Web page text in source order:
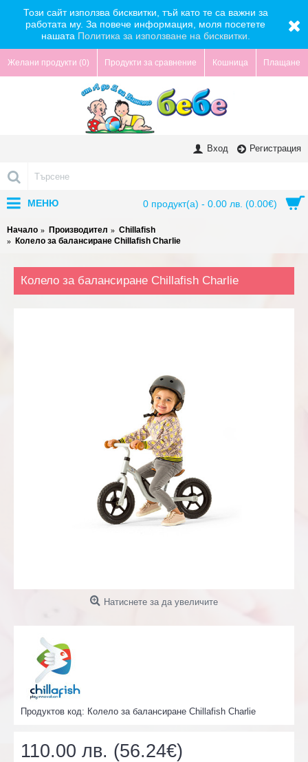
Този сайт използва бисквитки, тъй като те са важни за
работата му. За повече информация, моля посетете
нашата Политика за използване на бисквитки.
Желани продукти (0) Продукти за сравнение Кошница Плащане
0 продукт(а) - 0.00 лв. (0.00€)
Вход Регистрация
МЕНЮ
Начало Производител
Chillafish
Колело за балансиране Chillafish Charlie
Колело за балансиране Chillafish Charlie
Натиснете за да увеличите
Продуктов код: Колело за балансиране Chillafish Charlie
110.00 лв. (56.24€)